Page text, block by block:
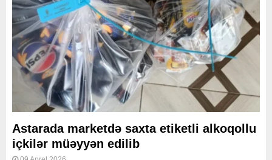
Astarada marketdə saxta etiketli alkoqollu
içkilər müəyyən edilib